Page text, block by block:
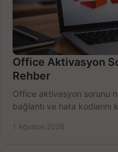
Office Aktivasyon
Rehber
Office aktivasyon sorunu
bağlantı ve hata
1 Ağustos 2026